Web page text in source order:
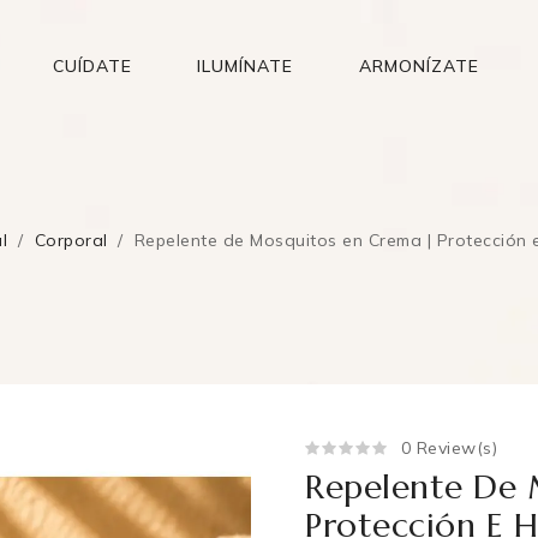
CUÍDATE ILUMÍNATE ARMONÍZATE
Corporal Repelente de Mosquitos en Crema |
0 Review(s)
Repelente De
Protección E